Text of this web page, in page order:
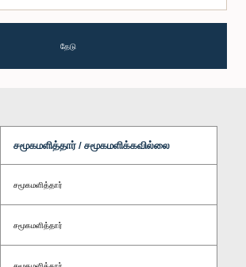
தேடு
சமூகமளித்தார் / சமூகமளிக்கவில்லை
சமூகமளித்தார்
சமூகமளித்தார்